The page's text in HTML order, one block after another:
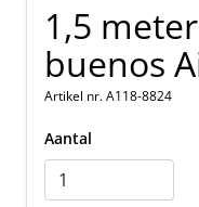
1,5
buenos
Artikel nr. A118-8824
Aantal